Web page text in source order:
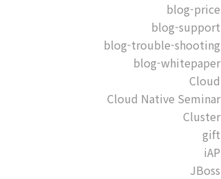
blog-price
blog-support
blog-trouble-shooting
blog-whitepaper
Cloud
Cloud Native Seminar
Cluster
gift
iAP
JBoss